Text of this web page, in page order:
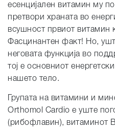
есенцијален витамин му
претвори храната во
всушност првиот витамин
Фасцинантен факт! Но,
неговата функција во
тој е основниот
нашето тело.
Групата на витамини и
Orthomol Cardio е уште
(рибофлавин), витаминот